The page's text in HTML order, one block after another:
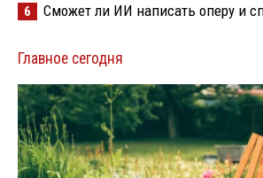
6 Сможет ли ИИ написать оперу и
Главное сегодня